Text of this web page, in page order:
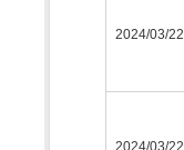
2024/03/22
2024/03/22